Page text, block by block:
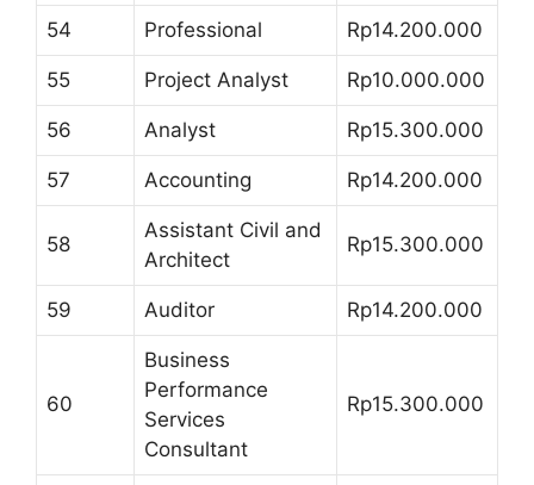
54 Professional Rp14.200.000
55 Project Analyst Rp10.000.000
56 Analyst Rp15.300.000
57 Accounting Rp14.200.000
58
Assistant Civil and
Architect
Rp15.300.000
59 Auditor Rp14.200.000
60
Business
Performance
Services
Consultant
Rp15.300.000